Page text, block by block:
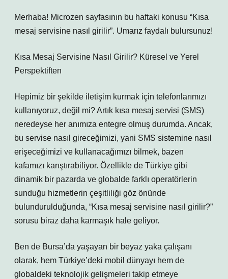
Merhaba! Microzen sayfasının bu haftaki konusu “Kısa
mesaj servisine nasıl girilir”. Umarız faydalı bulursunuz!
Kısa Mesaj Servisine Nasıl Girilir? Küresel ve Yerel
Perspektiften
Hepimiz bir şekilde iletişim kurmak için telefonlarımızı
kullanıyoruz, değil mi? Artık kısa mesaj servisi (SMS)
neredeyse her anımıza entegre olmuş durumda. Ancak,
bu servise nasıl gireceğimizi, yani SMS sistemine nasıl
erişeceğimizi ve kullanacağımızı bilmek, bazen
kafamızı karıştırabiliyor. Özellikle de Türkiye gibi
dinamik bir pazarda ve globalde farklı operatörlerin
sunduğu hizmetlerin çeşitliliği göz önünde
bulundurulduğunda, “Kısa mesaj servisine nasıl girilir?”
sorusu biraz daha karmaşık hale geliyor.
Ben de Bursa’da yaşayan bir beyaz yaka çalışanı
olarak, hem Türkiye’deki mobil dünyayı hem de
globaldeki teknolojik gelişmeleri takip etmeye